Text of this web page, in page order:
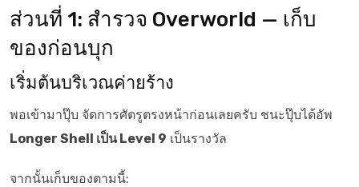
ส่วนที่ 1: สำรวจ Overworld — เก็บ
ของก่อนบุก
เริ่มต้นบริเวณค่ายร้าง
พอเข้ามาปุ๊บ จัดการศัตรูตรงหน้าก่อนเลยครับ ชนะปุ๊บได้อัพ
Longer Shell เป็น Level 9 เป็นรางวัล
จากนั้นเก็บของตามนี้: